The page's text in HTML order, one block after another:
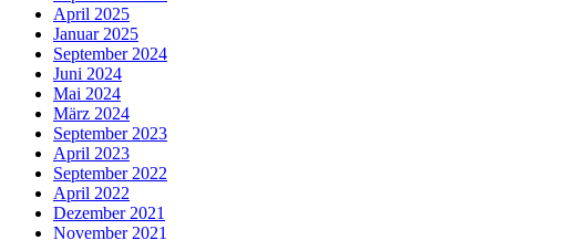
April 2025
Januar 2025
September 2024
Juni 2024
Mai 2024
März 2024
September 2023
April 2023
September 2022
April 2022
Dezember 2021
November 2021